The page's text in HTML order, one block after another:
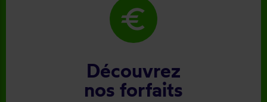
euro
Découvrez
nos forfaits